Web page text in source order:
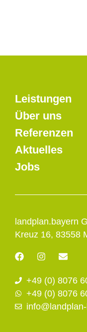
landplan.bayern
Kreuz 16, 83558
F
a
e
b
o
o
I
n
t
a
g
r
E
e
l
o
p
+49 (0) 8076
+49 (0) 8076
Leistungen
Über uns
Referenzen
Aktuelles
Jobs